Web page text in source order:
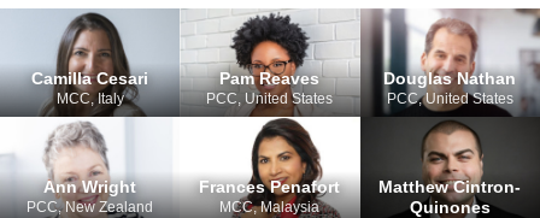
Camilla Cesari
MCC, Italy
Pam Reaves
PCC, United States
Douglas Nathan
PCC, United States
Ann Wright
PCC, New Zealand
Frances Penafort
MCC, Malaysia
Matthew Cintron-
Quinones